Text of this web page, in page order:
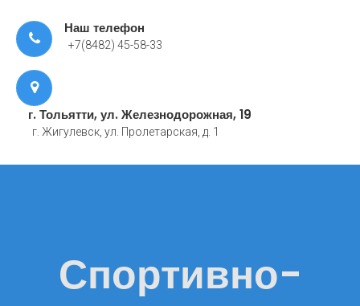
Наш телефон
+7(8482) 45-58-33
г. Тольятти, ул. Железнодорожная, 19
г. Жигулевск, ул. Пролетарская, д. 1
Спортивно-